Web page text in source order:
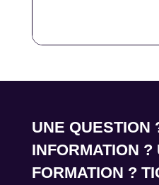
UNE QUESTION
INFORMATION ?
FORMATION ?